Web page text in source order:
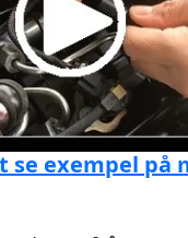
se exempel på